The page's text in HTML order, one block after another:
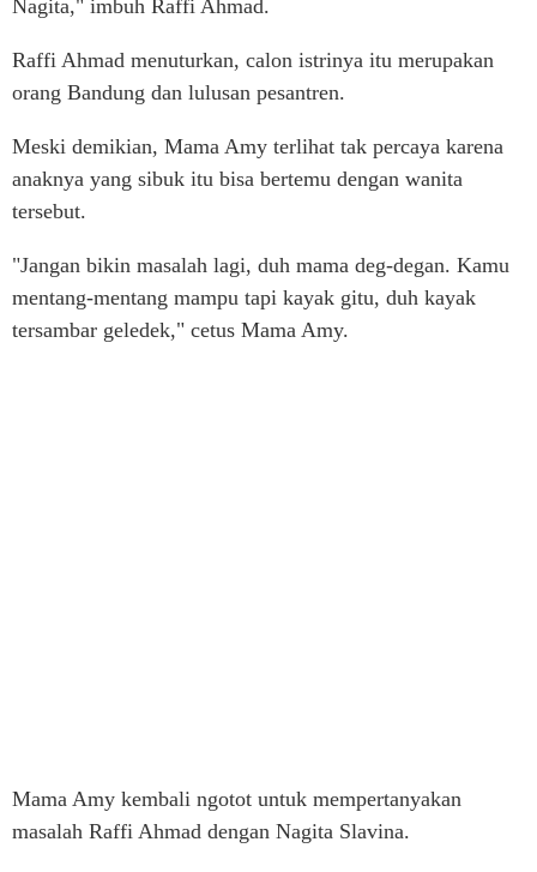
Nagita," imbuh Raffi Ahmad.
Raffi Ahmad menuturkan, calon istrinya itu merupakan
orang Bandung dan lulusan pesantren.
Meski demikian, Mama Amy terlihat tak percaya karena
anaknya yang sibuk itu bisa bertemu dengan wanita
tersebut.
"Jangan bikin masalah lagi, duh mama deg-degan. Kamu
mentang-mentang mampu tapi kayak gitu, duh kayak
tersambar geledek," cetus Mama Amy.
Mama Amy kembali ngotot untuk mempertanyakan
masalah Raffi Ahmad dengan Nagita Slavina.